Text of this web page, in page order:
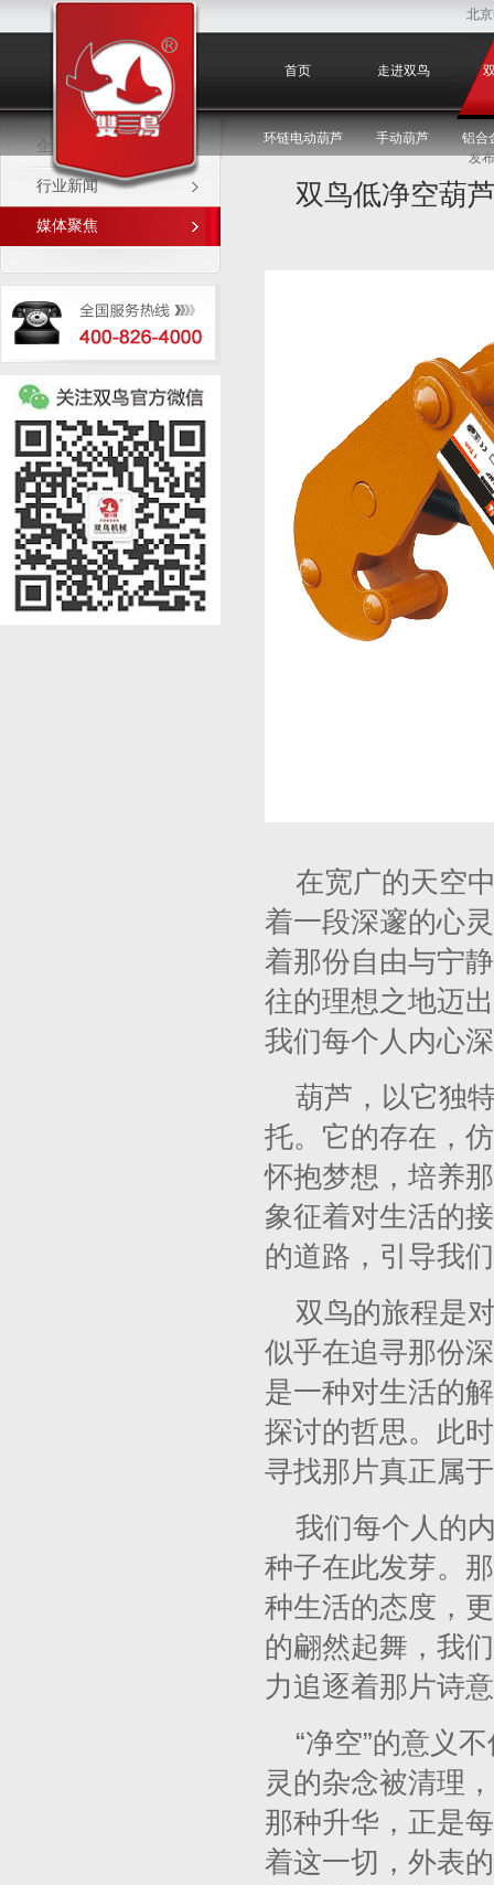
北
首页 走进双鸟
环链电动葫芦 手动葫芦 铝合
媒体聚焦
企业新闻
行业新闻
媒体聚焦
发
双鸟低净空葫
在宽广的天空
着一段深邃的心
着那份自由与宁
往的理想之地迈
我们每个人内心
葫芦，以它独
托。它的存在，
怀抱梦想，培养
象征着对生活的
的道路，引导我
双鸟的旅程是
似乎在追寻那份
是一种对生活的
探讨的哲思。此
寻找那片真正属
我们每个人的
种子在此发芽。
种生活的态度，
的翩然起舞，我
力追逐着那片诗
“净空”的意义
灵的杂念被清理
那种升华，正是
着这一切，外表